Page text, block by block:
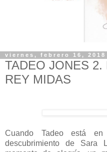
viernes, febrero 16, 2018
TADEO JONES 2.
REY MIDAS
Cuando Tadeo está
descubrimiento de Sara